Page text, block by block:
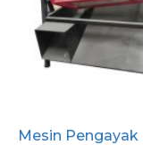
Mesin